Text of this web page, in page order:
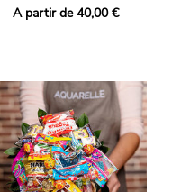
A partir de 40,00 €